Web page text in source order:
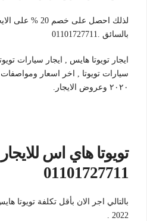
لذلك احصل على
بالسائق .01101727711
سيارات تويوتا , اخر اسعار
٢٠٢٠ وعروض الايجار.
تويوتا هاي اس
01101727711
2022 .